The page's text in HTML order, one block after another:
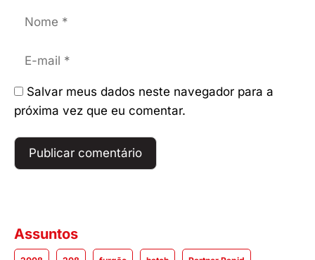
Nome
E-
mail
Salvar meus dados neste navegador para a
próxima vez que eu comentar.
Assuntos